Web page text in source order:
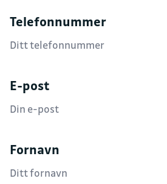
Telefonnummer
E-post
Fornavn